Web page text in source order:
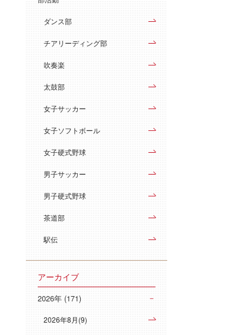
ダンス部
チアリーディング部
吹奏楽
太鼓部
女子サッカー
女子ソフトボール
女子硬式野球
男子サッカー
男子硬式野球
茶道部
駅伝
アーカイブ
2026年 (171)
2026年8月(9)